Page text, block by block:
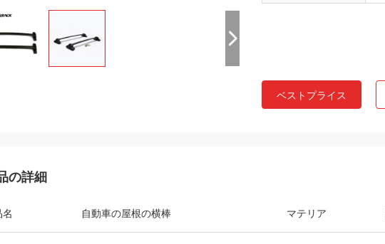
ベストプライス
の詳細
名 自動車の屋根の横棒 マテリア